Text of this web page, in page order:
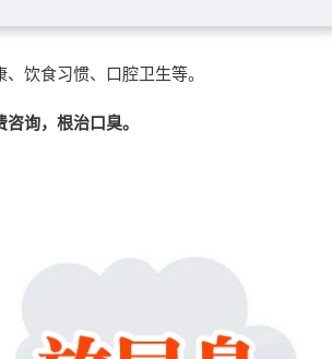
饮食习惯、口腔卫生等。
询，根治口臭。